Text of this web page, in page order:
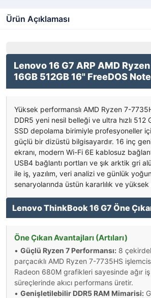
Ürün Açıklaması
Lenovo 16 G7 ARP AMD
16GB 512GB 16" FreeDOS
Yüksek performanslı AMD Ryzen 7-
DDR5 yeni nesil belleği ve ultra hızlı 512
SSD depolama birimiyle profesyoneller
güçlü bir dizüstü bilgisayardır. 16 inç
ekranı, modern Wi-Fi 6E kablosuz
USB4 bağlantı portları ve şık arktik gri
ile iş, yazılım, veri analizi ve günlük
senaryolarında üstün kararlılık ve
Lenovo ThinkBook 16 G7 Öne
Öne Çıkan Avantajları (Artıları)
• Güçlü Ryzen 7 Performansı: 8
parçacıklı AMD Ryzen 7-7735HS
Radeon 680M grafikleri sayesinde ağır iş
süreçlerinde akıcı performans üretir.
• Genişletilebilir DDR5 RAM Mimarisi: